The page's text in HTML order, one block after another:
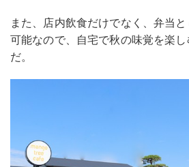
また、店内飲食だけでなく、弁当
可能なので、自宅で秋の味覚を楽
だ。